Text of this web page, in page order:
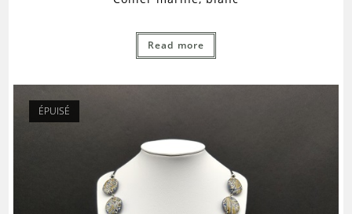
Read more
ÉPUISÉ